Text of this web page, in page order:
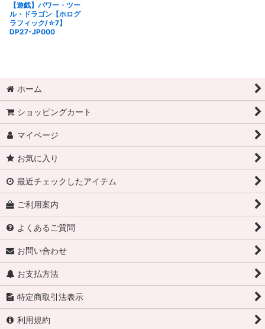
【遊戯】パワー・ツー
ル・ドラゴン【ホログ
ラフィック/☆7】
DP27-JP000
ホーム
ショッピングカート
マイページ
お気に入り
最近チェックしたアイテム
ご利用案内
よくあるご質問
お問い合わせ
お支払方法
特定商取引法表示
利用規約